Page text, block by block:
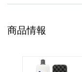
商品情報